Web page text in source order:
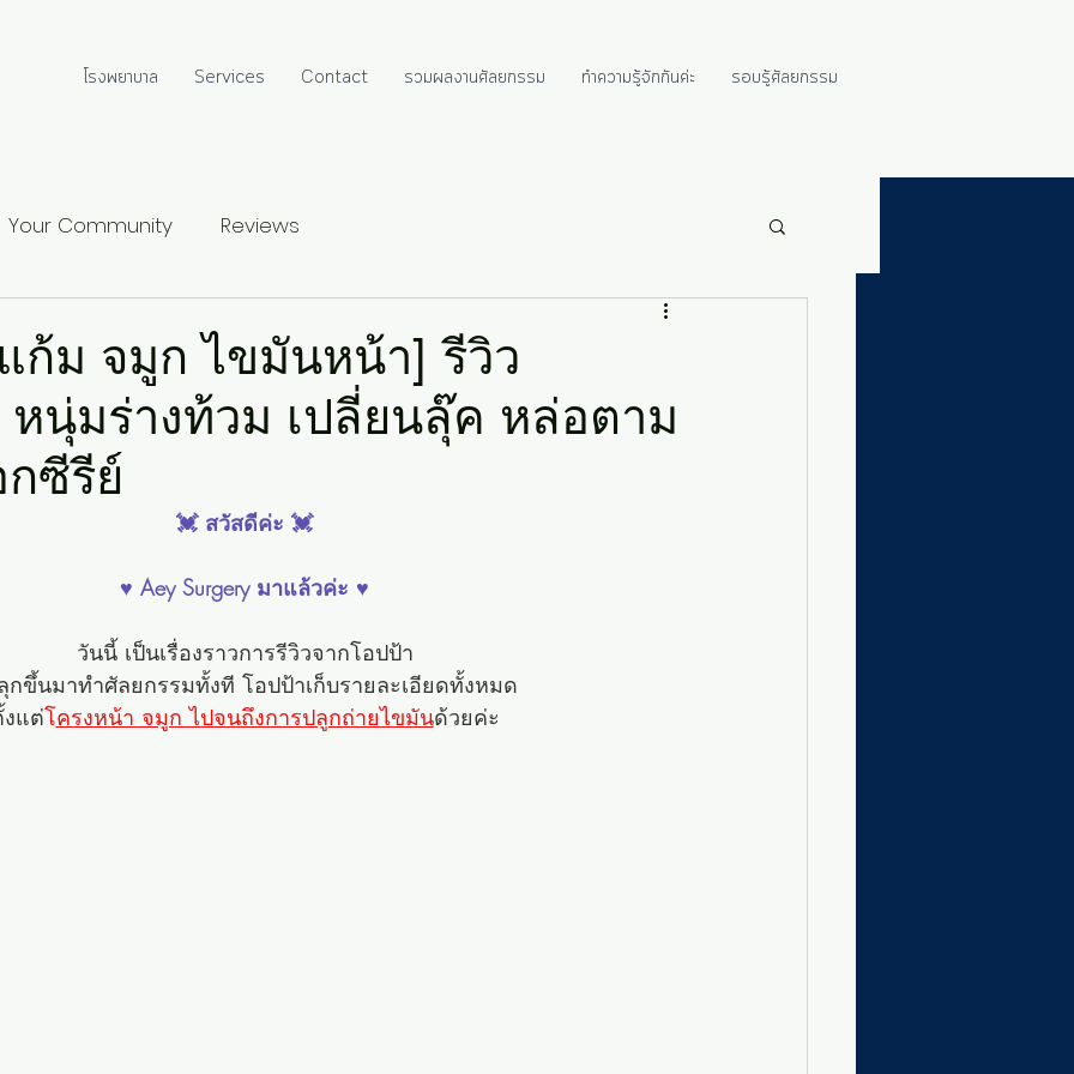
โรงพยาบาล Services Contact รวมผลงานศัลยกรรม ทำความรู้จักกันค่ะ รอบรู้ศัลยกรรม
Your Community Reviews
ก้ม จมูก ไขมันหน้า] รีวิว
นุ่มร่างท้วม เปลี่ยนลุ๊ค หล่อตาม
ซีรีย์
💓 สวัสดีค่ะ 💓
♥ Aey Surgery มาแล้วค่ะ ♥
วันนี้ เป็นเรื่องราวการรีวิวจากโอปป้า
กขึ้นมาทำศัลยกรรมทั้งที โอปป้าเก็บรายละเอียดทั้งหมด
แต่โครงหน้า จมูก ไปจนถึงการปลูกถ่ายไขมันด้วยค่ะ